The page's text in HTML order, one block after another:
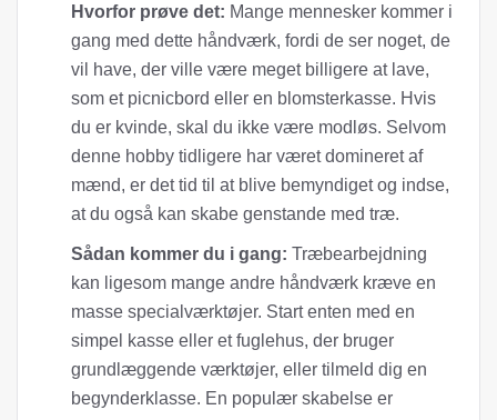
Hvorfor prøve det: Mange mennesker kommer i
gang med dette håndværk, fordi de ser noget, de
vil have, der ville være meget billigere at lave,
som et picnicbord eller en blomsterkasse. Hvis
du er kvinde, skal du ikke være modløs. Selvom
denne hobby tidligere har været domineret af
mænd, er det tid til at blive bemyndiget og indse,
at du også kan skabe genstande med træ.
Sådan kommer du i gang: Træbearbejdning
kan ligesom mange andre håndværk kræve en
masse specialværktøjer. Start enten med en
simpel kasse eller et fuglehus, der bruger
grundlæggende værktøjer, eller tilmeld dig en
begynderklasse. En populær skabelse er